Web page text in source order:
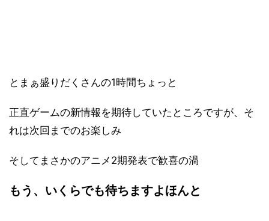
とまぁ盛りだくさんの1時間ちょっと
正直ゲームの新情報を期待していたところですが、そ
れは次回までのお楽しみ
そしてまさかのアニメ2期発表で歓喜の渦
もう、いくらでも待ちますよほんと